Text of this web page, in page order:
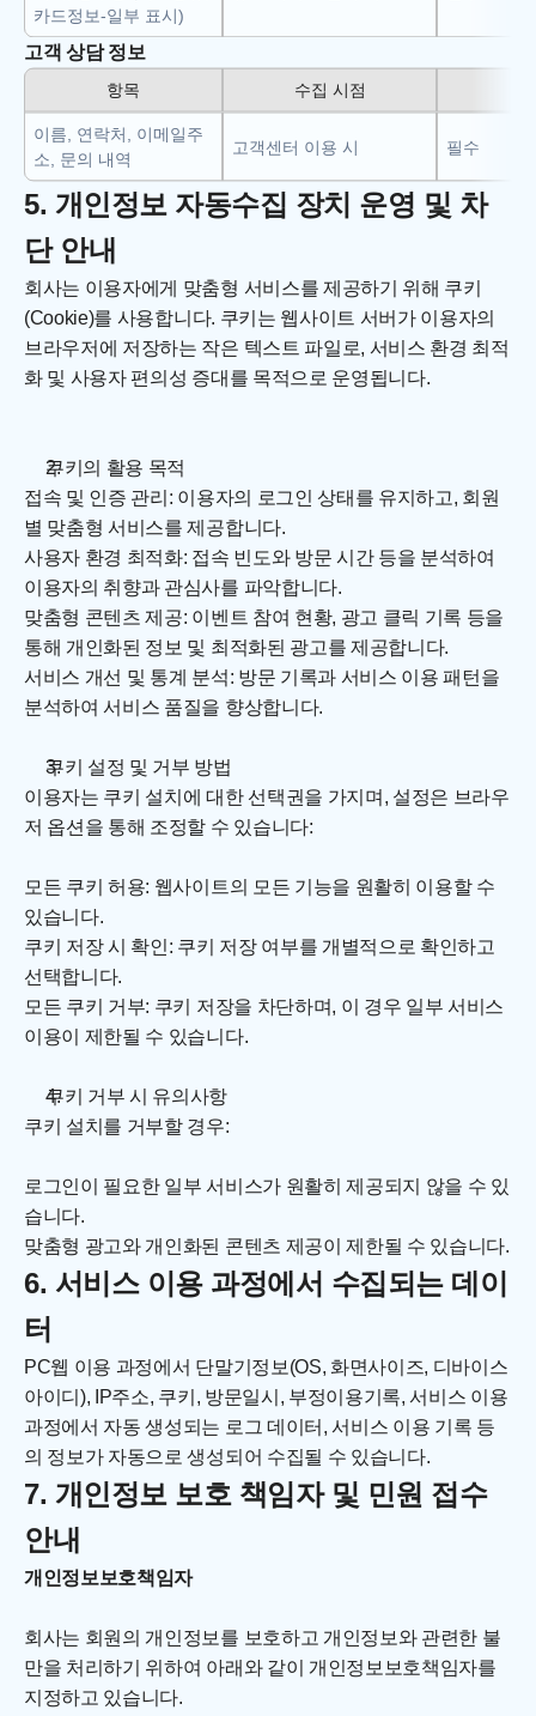
카드정보-일부 표시)
고객 상담 정보
항목 수집 시점
이름, 연락처, 이메일주
소, 문의 내역
고객센터 이용 시 필수
5. 개인정보 자동수집 장치 운영 및 차
단 안내
회사는 이용자에게 맞춤형 서비스를 제공하기 위해 쿠키
(Cookie)를 사용합니다. 쿠키는 웹사이트 서버가 이용자의
브라우저에 저장하는 작은 텍스트 파일로, 서비스 환경 최적
화 및 사용자 편의성 증대를 목적으로 운영됩니다.
쿠키의 활용 목적
접속 및 인증 관리: 이용자의 로그인 상태를 유지하고, 회원
별 맞춤형 서비스를 제공합니다.
사용자 환경 최적화: 접속 빈도와 방문 시간 등을 분석하여
이용자의 취향과 관심사를 파악합니다.
맞춤형 콘텐츠 제공: 이벤트 참여 현황, 광고 클릭 기록 등을
통해 개인화된 정보 및 최적화된 광고를 제공합니다.
서비스 개선 및 통계 분석: 방문 기록과 서비스 이용 패턴을
분석하여 서비스 품질을 향상합니다.
쿠키 설정 및 거부 방법
이용자는 쿠키 설치에 대한 선택권을 가지며, 설정은 브라우
저 옵션을 통해 조정할 수 있습니다:
모든 쿠키 허용: 웹사이트의 모든 기능을 원활히 이용할 수
있습니다.
쿠키 저장 시 확인: 쿠키 저장 여부를 개별적으로 확인하고
선택합니다.
모든 쿠키 거부: 쿠키 저장을 차단하며, 이 경우 일부 서비스
이용이 제한될 수 있습니다.
쿠키 거부 시 유의사항
쿠키 설치를 거부할 경우:
로그인이 필요한 일부 서비스가 원활히 제공되지 않을 수 있
습니다.
맞춤형 광고와 개인화된 콘텐츠 제공이 제한될 수 있습니다.
6. 서비스 이용 과정에서 수집되는 데이
터
PC웹 이용 과정에서 단말기정보(OS, 화면사이즈, 디바이스
아이디), IP주소, 쿠키, 방문일시, 부정이용기록, 서비스 이용
과정에서 자동 생성되는 로그 데이터, 서비스 이용 기록 등
의 정보가 자동으로 생성되어 수집될 수 있습니다.
7. 개인정보 보호 책임자 및 민원 접수
안내
개인정보보호책임자
회사는 회원의 개인정보를 보호하고 개인정보와 관련한 불
만을 처리하기 위하여 아래와 같이 개인정보보호책임자를
지정하고 있습니다.